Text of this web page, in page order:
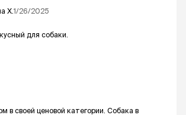
Х.1/26/2025
для собаки.
в своей ценовой категории. Собака в